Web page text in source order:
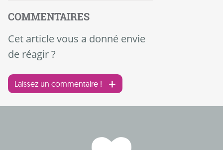
COMMENTAIRES
Cet article vous a donné envie
de réagir ?
Laissez un commentaire !